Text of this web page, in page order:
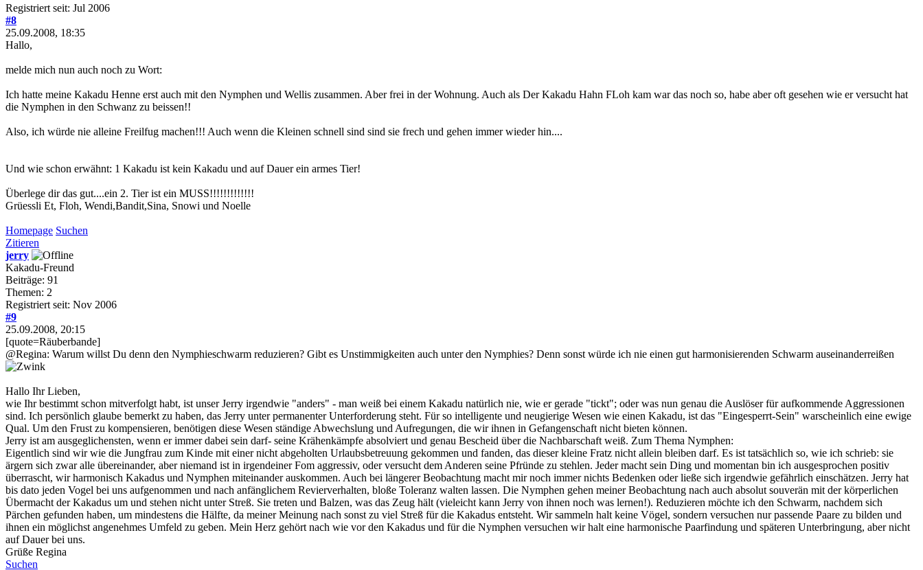
Registriert seit: Jul 2006
#8
25.09.2008, 18:35
Hallo,
melde mich nun auch noch zu Wort:
Ich hatte meine Kakadu Henne erst auch mit den Nymphen und Wellis zusammen. Aber frei in der Wohnung. Auch als Der Kakadu Hahn FLoh kam war das noch so, habe aber oft gesehen wie er versucht hat
die Nymphen in den Schwanz zu beissen!!
Also, ich würde nie alleine Freilfug machen!!! Auch wenn die Kleinen schnell sind sind sie frech und gehen immer wieder hin....
Und wie schon erwähnt: 1 Kakadu ist kein Kakadu und auf Dauer ein armes Tier!
Überlege dir das gut....ein 2. Tier ist ein MUSS!!!!!!!!!!!!!
Grüessli Et, Floh, Wendi,Bandit,Sina, Snowi und Noelle
Homepage Suchen
Zitieren
jerry
Kakadu-Freund
Beiträge: 91
Themen: 2
Registriert seit: Nov 2006
#9
25.09.2008, 20:15
[quote=Räuberbande]
@Regina: Warum willst Du denn den Nymphieschwarm reduzieren? Gibt es Unstimmigkeiten auch unter den Nymphies? Denn sonst würde ich nie einen gut harmonisierenden Schwarm auseinanderreißen
Hallo Ihr Lieben,
wie Ihr bestimmt schon mitverfolgt habt, ist unser Jerry irgendwie "anders" - man weiß bei einem Kakadu natürlich nie, wie er gerade "tickt"; oder was nun genau die Auslöser für aufkommende Aggressionen
sind. Ich persönlich glaube bemerkt zu haben, das Jerry unter permanenter Unterforderung steht. Für so intelligente und neugierige Wesen wie einen Kakadu, ist das "Eingesperrt-Sein" warscheinlich eine ewige
Qual. Um den Frust zu kompensieren, benötigen diese Wesen ständige Abwechslung und Aufregungen, die wir ihnen in Gefangenschaft nicht bieten können.
Jerry ist am ausgeglichensten, wenn er immer dabei sein darf- seine Krähenkämpfe absolviert und genau Bescheid über die Nachbarschaft weiß. Zum Thema Nymphen:
Eigentlich sind wir wie die Jungfrau zum Kinde mit einer nicht abgeholten Urlaubsbetreuung gekommen und fanden, das dieser kleine Fratz nicht allein bleiben darf. Es ist tatsächlich so, wie ich schrieb: sie
ärgern sich zwar alle übereinander, aber niemand ist in irgendeiner Fom aggressiv, oder versucht dem Anderen seine Pfründe zu stehlen. Jeder macht sein Ding und momentan bin ich ausgesprochen positiv
überrascht, wir harmonisch Kakadus und Nymphen miteinander auskommen. Auch bei längerer Beobachtung macht mir noch immer nichts Bedenken oder ließe sich irgendwie gefährlich einschätzen. Jerry hat
bis dato jeden Vogel bei uns aufgenommen und nach anfänglichem Revierverhalten, bloße Toleranz walten lassen. Die Nymphen gehen meiner Beobachtung nach auch absolut souverän mit der körperlichen
Übermacht der Kakadus um und stehen nicht unter Streß. Sie treten und Balzen, was das Zeug hält (vieleicht kann Jerry von ihnen noch was lernen!). Reduzieren möchte ich den Schwarm, nachdem sich
Pärchen gefunden haben, um mindestens die Hälfte, da meiner Meinung nach sonst zu viel Streß für die Kakadus entsteht. Wir sammeln halt keine Vögel, sondern versuchen nur passende Paare zu bilden und
ihnen ein möglichst angenehmes Umfeld zu geben. Mein Herz gehört nach wie vor den Kakadus und für die Nymphen versuchen wir halt eine harmonische Paarfindung und späteren Unterbringung, aber nicht
auf Dauer bei uns.
Grüße Regina
Suchen